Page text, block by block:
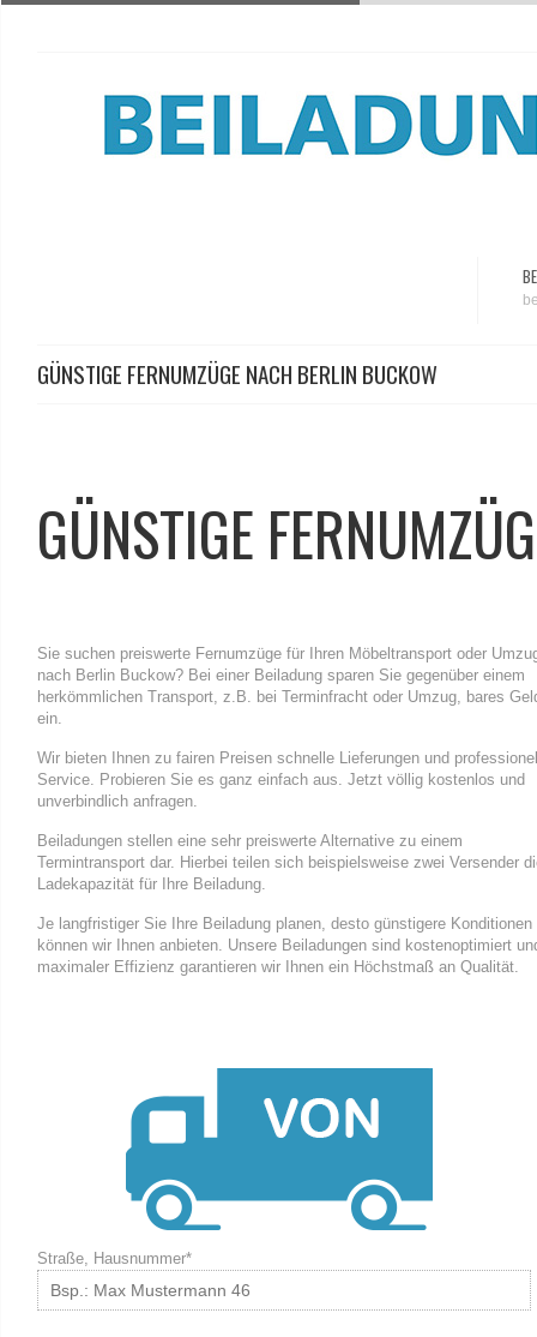
GÜNSTIGE FERNUMZÜGE NACH BERLIN BUCKOW
GÜNSTIGE
Sie suchen preiswerte Fernumzüge für Ihren Möbeltransport oder
nach Berlin Buckow? Bei einer Beiladung sparen Sie gegenüber einem
herkömmlichen Transport, z.B. bei Terminfracht oder Umzug, bares
ein.
Wir bieten Ihnen zu fairen Preisen schnelle Lieferungen und
Service. Probieren Sie es ganz einfach aus. Jetzt völlig kostenlos und
unverbindlich anfragen.
Beiladungen stellen eine sehr preiswerte Alternative zu einem
Termintransport dar. Hierbei teilen sich beispielsweise zwei Versender
Ladekapazität für Ihre Beiladung.
Je langfristiger Sie Ihre Beiladung planen, desto günstigere Konditionen
können wir Ihnen anbieten. Unsere Beiladungen sind kostenoptimiert
maximaler Effizienz garantieren wir Ihnen ein Höchstmaß an Qualität.
Straße, Hausnummer*